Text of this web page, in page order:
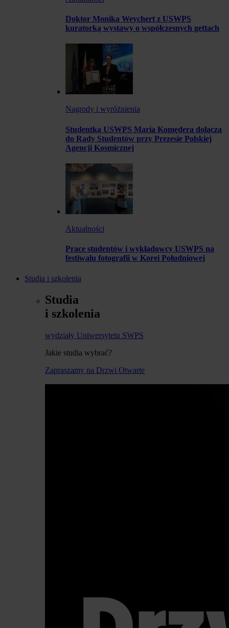
Doktor Monika Weychert z USWPS
kuratorką wystawy o współczesnych gettach
Nagrody i wyróżnienia
Studentka USWPS Maria Komędera dołącza
do Rady Studentów przy Prezesie Polskiej
Agencji Kosmicznej
Aktualności
Prace studentów i wykładowcy USWPS na
festiwalu fotografii w Korei Południowej
Studia i szkolenia
Studia
i szkolenia
wydziały Uniwersytetu SWPS
Jakie studia wybrać?
Zapraszamy na Drzwi Otwarte